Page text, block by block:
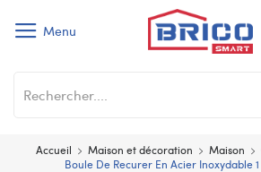
Menu
Accueil Maison et décoration Maison
Boule De Recurer En Acier Inoxydable